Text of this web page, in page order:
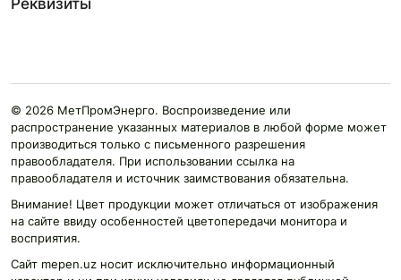
Реквизиты
© 2026 МетПромЭнерго. Воспроизведение или
распространение указанных материалов в любой форме может
производиться только с письменного разрешения
правообладателя. При использовании ссылка на
правообладателя и источник заимствования обязательна.
Внимание! Цвет продукции может отличаться от изображения
на сайте ввиду особенностей цветопередачи монитора и
восприятия.
Сайт mepen.uz носит исключительно информационный